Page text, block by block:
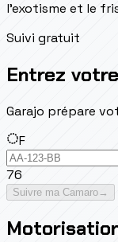
l'exotisme et le
Suivi gratuit
Entrez
Garajo prépare
F
76
Suivre ma Camaro →